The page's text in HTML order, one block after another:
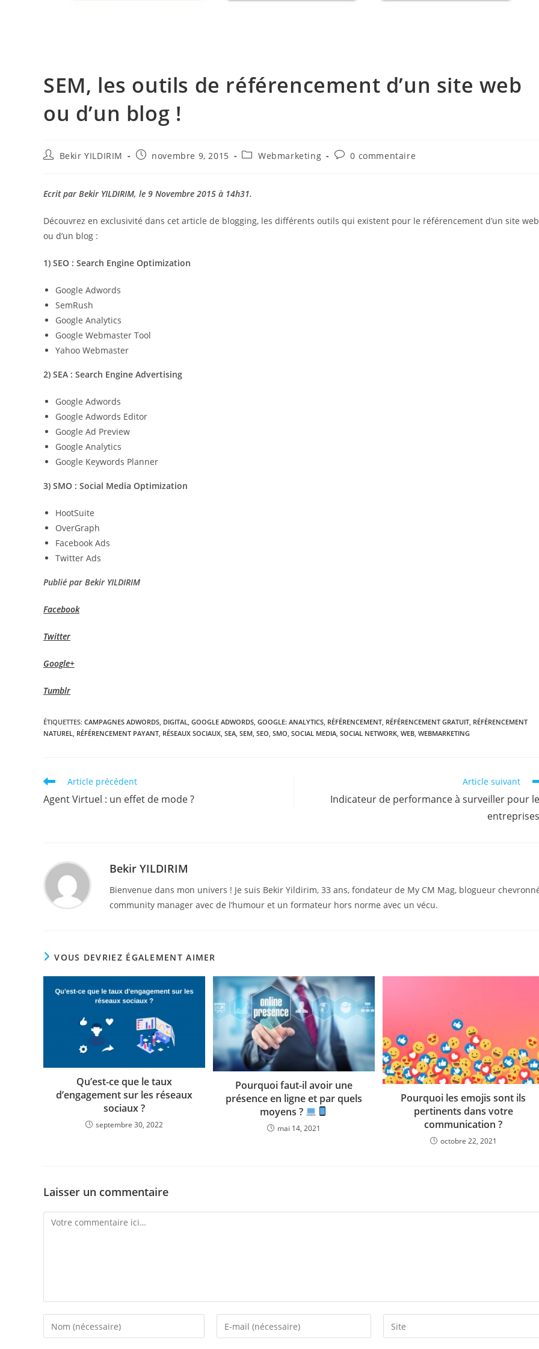
SEM, les outils de référencement d’un site web
ou d’un blog !
Auteur/autrice
publication :
Bekir YILDIRIM
Publication
novembre 9, 2015
PostWebmarketing
Commentaires
0 commentaire
Ecrit par Bekir YILDIRIM, le 9 Novembre 2015 à 14h31.
Découvrez en exclusivité dans cet article de blogging, les différents outils qui existent pour le référencement d’un site web
ou d’un blog :
1) SEO : Search Engine Optimization
Google Adwords
SemRush
Google Analytics
Google Webmaster Tool
Yahoo Webmaster
2) SEA : Search Engine Advertising
Google Adwords
Google Adwords Editor
Google Ad Preview
Google Analytics
Google Keywords Planner
3) SMO : Social Media Optimization
HootSuite
OverGraph
Facebook Ads
Twitter Ads
Publié par Bekir YILDIRIM
Facebook
Twitter
Google+
Tumblr
ÉTIQUETTES: CAMPAGNES ADWORDS DIGITAL GOOGLE ADWORDS GOOGLE: ANALYTICS RÉFÉRENCEMENT RÉFÉRENCEMENT GRATUIT RÉFÉRENCEMENT
NATUREL
RÉFÉRENCEMENT PAYANT RÉSEAUX SOCIAUX SEA SEM SEO SMO SOCIAL MEDIA SOCIAL NETWORK WEB WEBMARKETING
Read
articles
Article précédent
Agent Virtuel : un effet de mode ?
Article suivant
Indicateur de performance à surveiller pour
Bekir YILDIRIM
Bienvenue dans mon univers ! Je suis Bekir Yildirim, 33 ans, fondateur de My CM Mag, blogueur
community manager avec de l’humour et un formateur hors norme avec un vécu.
VOUS DEVRIEZ ÉGALEMENT AIMER
Qu’est-ce que le taux
d’engagement sur les réseaux
sociaux ?
septembre 30, 2022
Pourquoi faut-il avoir une
présence en ligne et par quels
moyens ?
mai 14, 2021
Pourquoi les emojis sont ils
pertinents dans votre
communication ?
octobre 22, 2021
Laisser un commentaire
Comment
Enter
your
Enter
your
Saisir
l’URL